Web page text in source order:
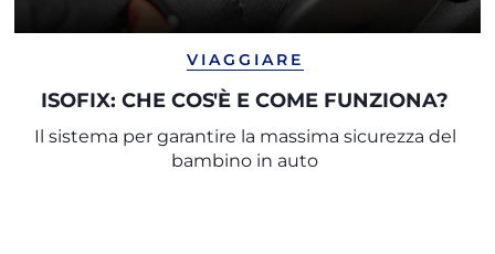
VIAGGIARE
ISOFIX: CHE COS'È E COME FUNZIONA?
Il sistema per garantire la massima sicurezza del
bambino in auto